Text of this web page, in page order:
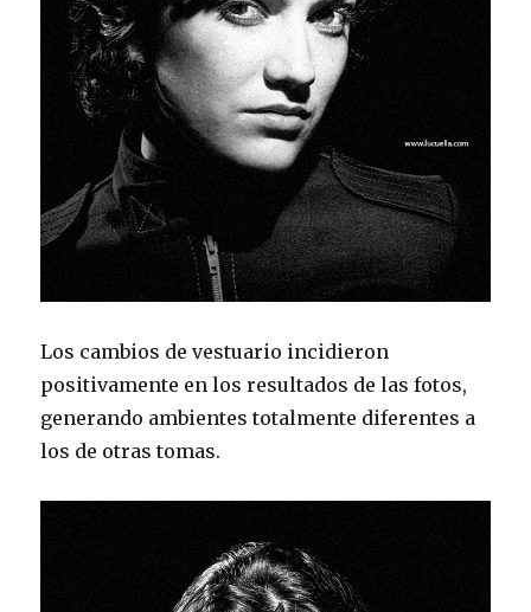
Los cambios de vestuario incidieron
positivamente en los resultados de las fotos,
generando ambientes totalmente diferentes a
los de otras tomas.